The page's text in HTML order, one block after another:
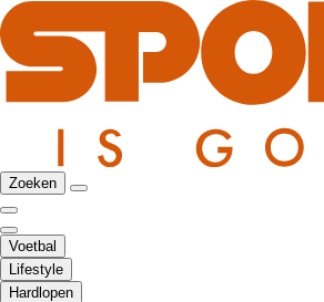
Zoeken
Voetbal
Lifestyle
Hardlopen